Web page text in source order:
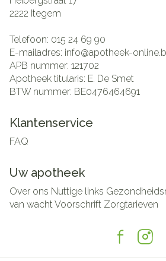
2222 Itegem
Telefoon: 015 24 69 90
E-mailadres: info@apotheek-
APB nummer: 121702
Apotheek titularis: E. De Smet
BTW nummer: BE0476464691
Klantenservice
FAQ
Uw apotheek
Over ons Nuttige links
van wachtVoorschrift Zorgtarieven